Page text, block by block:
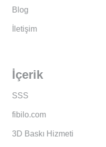
Blog
İletişim
İçerik
SSS
fibilo.com
3D Baskı Hizmeti